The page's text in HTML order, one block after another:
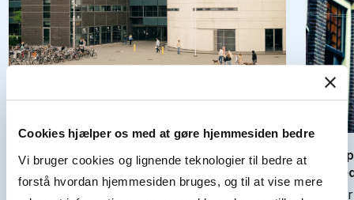
Cookies hjælper os med at gøre hjemmesiden bedre
Vi bruger cookies og lignende teknologier til bedre at
forstå hvordan hjemmesiden bruges, og til at vise mere
Hvad kan her­re­lands­hol­det lære os om fø­
lel­ser og le­del­se?
Når